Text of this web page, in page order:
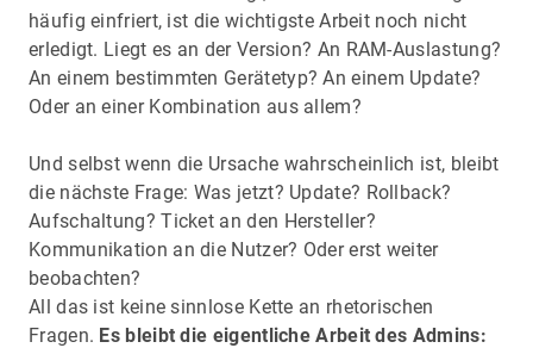
häufig einfriert, ist die wichtigste Arbeit noch nicht
erledigt. Liegt es an der Version? An RAM-Auslastung?
An einem bestimmten Gerätetyp? An einem Update?
Oder an einer Kombination aus allem?
Und selbst wenn die Ursache wahrscheinlich ist, bleibt
die nächste Frage: Was jetzt? Update? Rollback?
Aufschaltung? Ticket an den Hersteller?
Kommunikation an die Nutzer? Oder erst weiter
beobachten?
All das ist keine sinnlose Kette an rhetorischen
Fragen. Es bleibt die eigentliche Arbeit des Admins: